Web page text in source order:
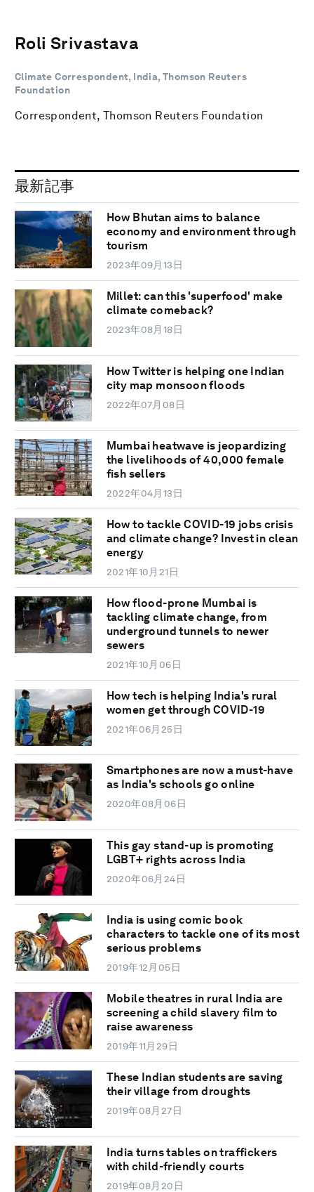
Roli Srivastava
Climate Correspondent, India, Thomson Reuters
Foundation
Correspondent, Thomson Reuters Foundation
最新記事
How Bhutan aims to balance
economy and environment through
tourism
2023年09月13日
Millet: can this 'superfood' make
climate comeback?
2023年08月18日
How Twitter is helping one Indian
city map monsoon floods
2022年07月08日
Mumbai heatwave is jeopardizing
the livelihoods of 40,000 female
fish sellers
2022年04月13日
How to tackle COVID-19 jobs crisis
and climate change? Invest in clean
energy
2021年10月21日
How flood-prone Mumbai is
tackling climate change, from
underground tunnels to newer
sewers
2021年10月06日
How tech is helping India's rural
women get through COVID-19
2021年06月25日
Smartphones are now a must-have
as India's schools go online
2020年08月06日
This gay stand-up is promoting
LGBT+ rights across India
2020年06月24日
India is using comic book
characters to tackle one of its most
serious problems
2019年12月05日
Mobile theatres in rural India are
screening a child slavery film to
raise awareness
2019年11月29日
These Indian students are saving
their village from droughts
2019年08月27日
India turns tables on traffickers
with child-friendly courts
2019年08月20日